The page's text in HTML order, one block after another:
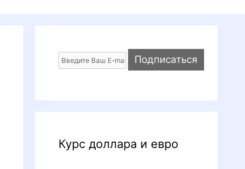
Курс доллара и евро